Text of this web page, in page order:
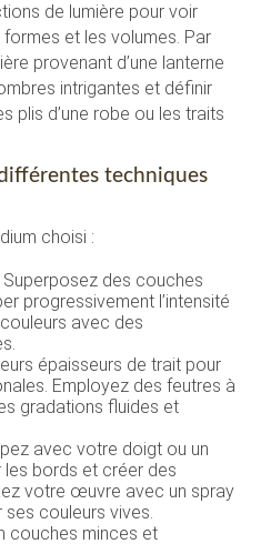
de lumière pour voir
et les volumes. Par
provenant d’une lanterne
intrigantes et définir
plis d’une robe ou les traits
techniques
choisi :
des couches
progressivement l’intensité
avec des
épaisseurs de trait pour
Employez des feutres à
gradations fluides et
avec votre doigt ou un
bords et créer des
votre œuvre avec un spray
couleurs vives.
couches minces et